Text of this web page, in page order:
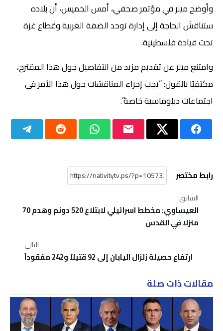
وأوضح ميلر في مؤتمر صحفي، أمس الخميس، أن بلاده
ستناقش الحاجة إلى إدارة توحد الضفة الغربية وقطاع غزة
تحت قيادة فلسطينية.
وامتنع ميلر عن تقديم مزيد من التفاصيل حول هذا المقترح،
مكتفيًا بالقول: “يجب إجراء المناقشات حول هذا الأمر في
اجتماعات دبلوماسية خاصة”.
رابط مختصر
السابق
العيساوي: مخطط اسرائيلي لابتلاع 520 دونم وهدم 70
منزلا في القدس
التالي
ارتفاع حصيلة زلزال اليابان إلى 92 قتيلاً و242 مفقوداً
مقالات ذات صلة